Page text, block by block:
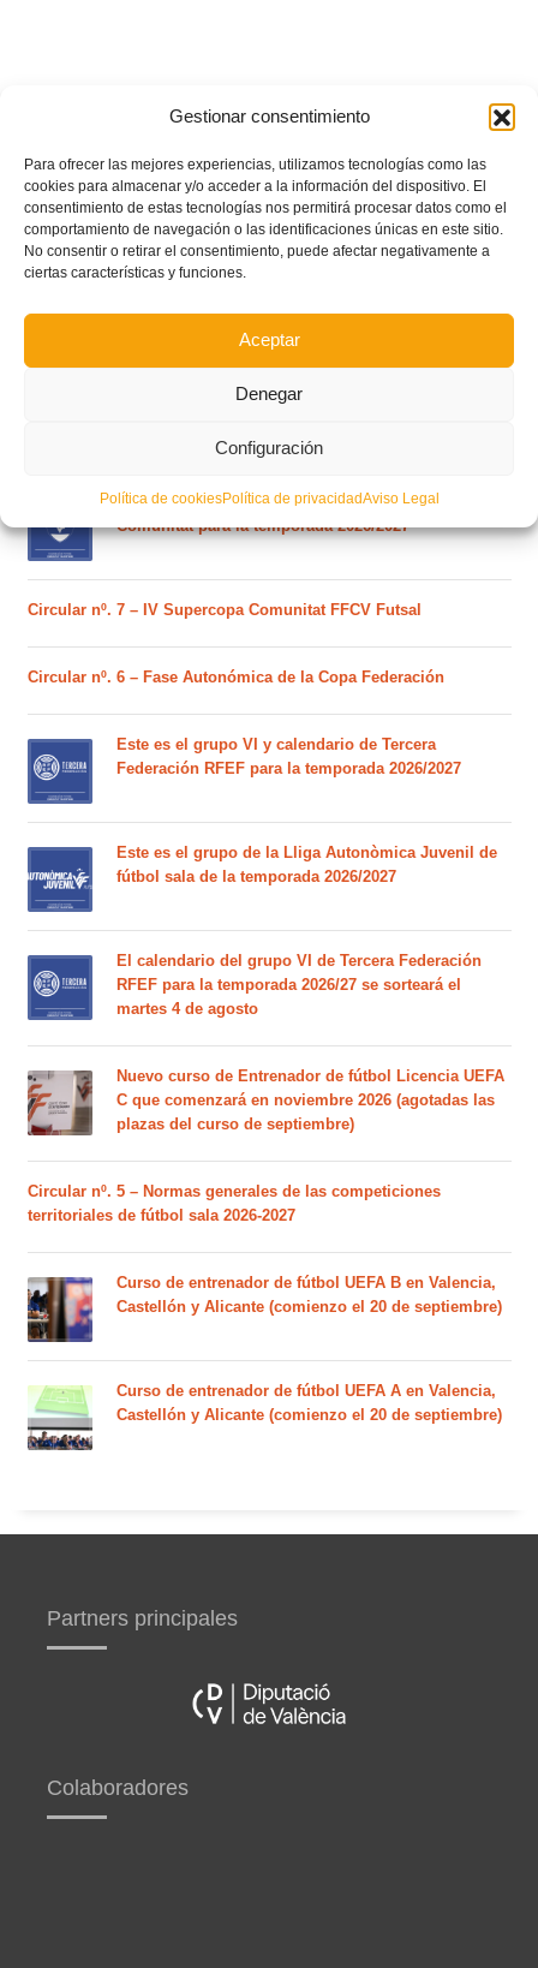
Gestionar consentimiento
Para ofrecer las mejores experiencias, utilizamos tecnologías como las
cookies para almacenar y/o acceder a la información del dispositivo. El
consentimiento de estas tecnologías nos permitirá procesar datos como el
comportamiento de navegación o las identificaciones únicas en este sitio.
No consentir o retirar el consentimiento, puede afectar negativamente a
ciertas características y funciones.
Aceptar
Denegar
Configuración
Política de cookiesPolítica de privacidadAviso Legal
Estos son los dos grupos y calendarios de Lliga
Comunitat para la temporada 2026/2027
Circular nº. 7 – IV Supercopa Comunitat FFCV Futsal
Circular nº. 6 – Fase Autonómica de la Copa Federación
Este es el grupo VI y calendario de Tercera
Federación RFEF para la temporada 2026/2027
Este es el grupo de la Lliga Autonòmica Juvenil de
fútbol sala de la temporada 2026/2027
El calendario del grupo VI de Tercera Federación
RFEF para la temporada 2026/27 se sorteará el
martes 4 de agosto
Nuevo curso de Entrenador de fútbol Licencia UEFA
C que comenzará en noviembre 2026 (agotadas las
plazas del curso de septiembre)
Circular nº. 5 – Normas generales de las competiciones
territoriales de fútbol sala 2026-2027
Curso de entrenador de fútbol UEFA B en Valencia,
Castellón y Alicante (comienzo el 20 de septiembre)
Curso de entrenador de fútbol UEFA A en Valencia,
Castellón y Alicante (comienzo el 20 de septiembre)
Partners principales
Colaboradores